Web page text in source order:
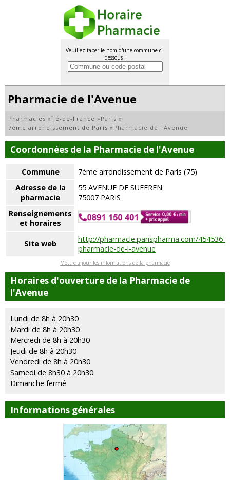
Veuillez taper le nom d'une commune ci-
dessous :
Pharmacie de l'Avenue
Pharmacies »Île-de-France » Paris »
7ème arrondissement de Paris » Pharmacie de l'Avenue
Coordonnées de la Pharmacie de l'Avenue
Commune
7ème arrondissement de Paris (75)
Adresse de la
pharmacie
55 AVENUE DE SUFFREN
75007 PARIS
Renseignements
et horaires
Site web
http://pharmacie.parispharma.com/454536-
pharmacie-de-l-avenue
Mettre à jour les informations de la pharmacie
Horaires d'ouverture de la Pharmacie de
l'Avenue
Lundi de 8h à 20h30
Mardi de 8h à 20h30
Mercredi de 8h à 20h30
Jeudi de 8h à 20h30
Vendredi de 8h à 20h30
Samedi de 8h30 à 20h30
Dimanche fermé
Informations générales